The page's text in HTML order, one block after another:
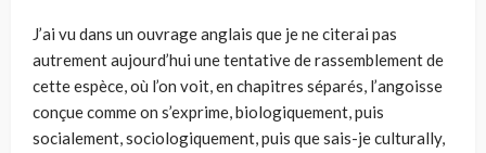
J’ai vu dans un ouvrage anglais que je ne citerai pas
autrement aujourd’hui une tentative de rassemblement de
cette espèce, où l’on voit, en chapitres séparés, l’angoisse
conçue comme on s’exprime, biologiquement, puis
socialement, sociologiquement, puis que sais-je culturally,